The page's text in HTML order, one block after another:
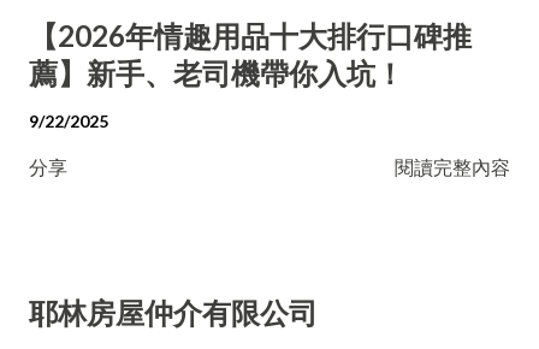
【2026年情趣用品十大排行口碑推
薦】新手、老司機帶你入坑！
9/22/2025
分享 閱讀完整內容
耶林房屋仲介有限公司